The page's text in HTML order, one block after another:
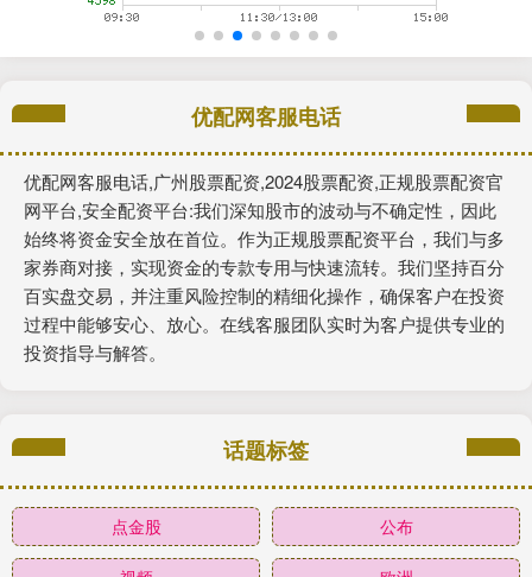
优配网客服电话
优配网客服电话,广州股票配资,2024股票配资,正规股票配资官
网平台,安全配资平台:我们深知股市的波动与不确定性，因此
始终将资金安全放在首位。作为正规股票配资平台，我们与多
家券商对接，实现资金的专款专用与快速流转。我们坚持百分
百实盘交易，并注重风险控制的精细化操作，确保客户在投资
过程中能够安心、放心。在线客服团队实时为客户提供专业的
投资指导与解答。
话题标签
点金股 公布